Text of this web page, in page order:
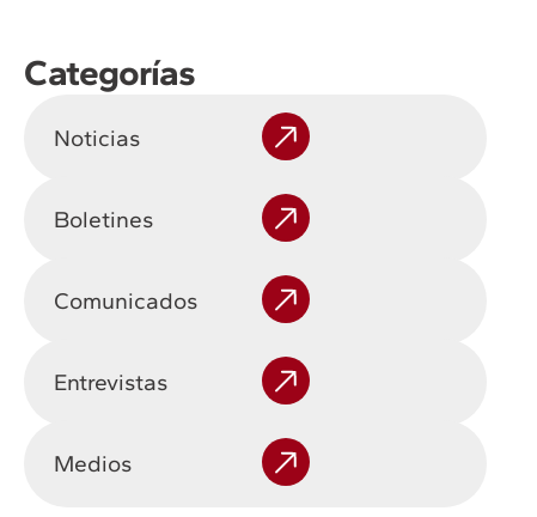
Categorías
Noticias
Boletines
Comunicados
Entrevistas
Medios